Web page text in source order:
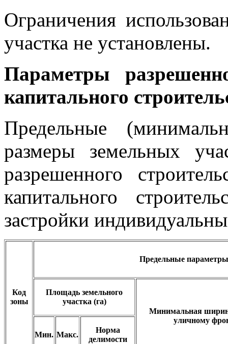
Ограничения
участка не установлены.
Параметры
капитального
Предельные
размеры земельных
разрешенного
капитального
застройки
Код
зоны
Предельные
Площадь земельного
участка (га)
Минимальная
уличному
Мин. Макс.
Норма
делимости